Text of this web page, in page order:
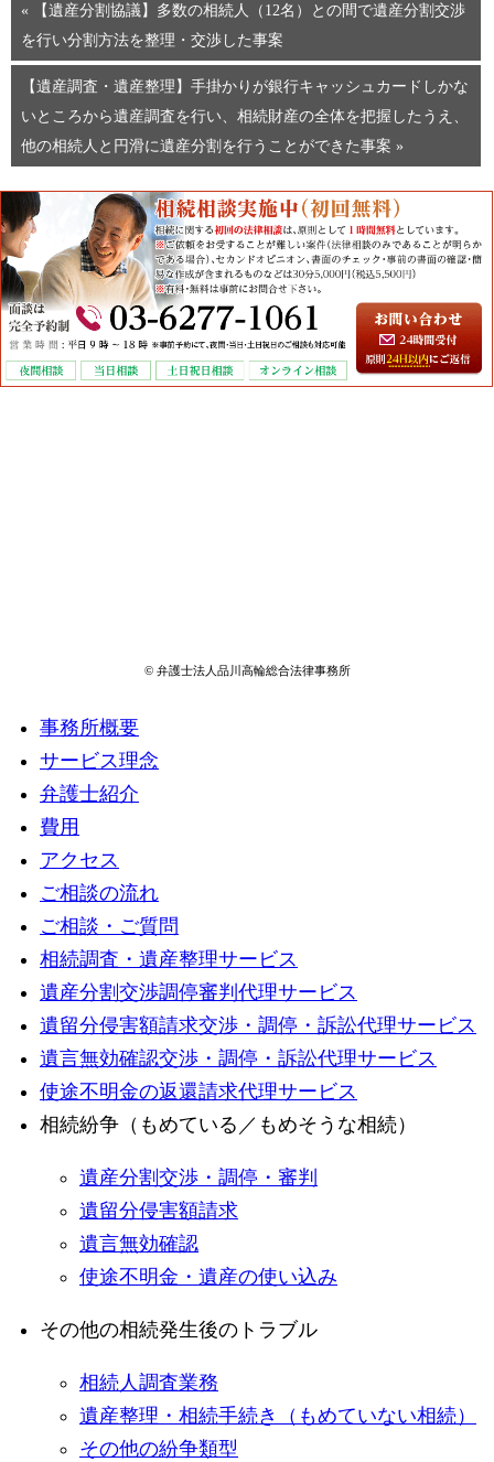
« 【遺産分割協議】多数の相続人（12名）との間で遺産分割交渉
を行い分割方法を整理・交渉した事案
【遺産調査・遺産整理】手掛かりが銀行キャッシュカードしかな
いところから遺産調査を行い、相続財産の全体を把握したうえ、
他の相続人と円滑に遺産分割を行うことができた事案 »
© 弁護士法人品川高輪総合法律事務所
事務所概要
サービス理念
弁護士紹介
費用
アクセス
ご相談の流れ
ご相談・ご質問
相続調査・遺産整理サービス
遺産分割交渉調停審判代理サービス
遺留分侵害額請求交渉・調停・訴訟代理サービス
遺言無効確認交渉・調停・訴訟代理サービス
使途不明金の返還請求代理サービス
相続紛争（もめている／もめそうな相続）
遺産分割交渉・調停・審判
遺留分侵害額請求
遺言無効確認
使途不明金・遺産の使い込み
その他の相続発生後のトラブル
相続人調査業務
遺産整理・相続手続き（もめていない相続）
その他の紛争類型